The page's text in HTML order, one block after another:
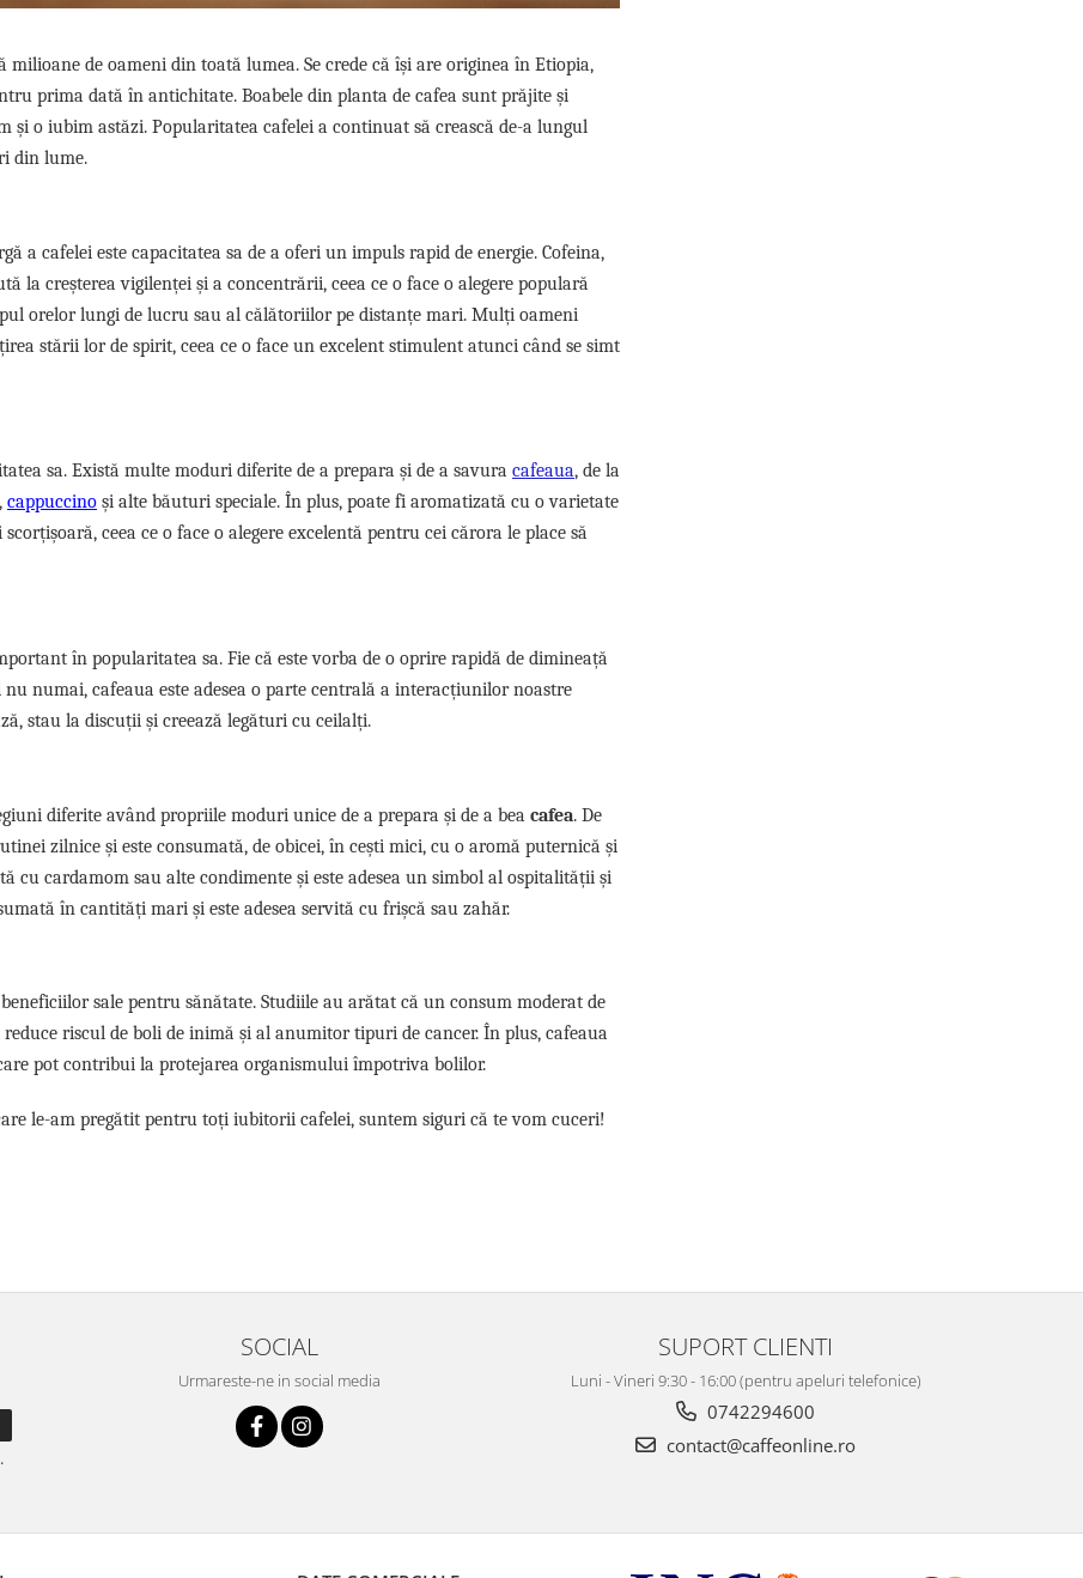
de oameni din toată lumea. Se crede că își are originea în Etiopia,
prima dată în antichitate. Boabele din planta de cafea sunt prăjite și
și o iubim astăzi. Popularitatea cafelei a continuat să crească de-a lungul
din lume.
a cafelei este capacitatea sa de a oferi un impuls rapid de energie. Cofeina,
la creșterea vigilenței și a concentrării, ceea ce o face o alegere populară
orelor lungi de lucru sau al călătoriilor pe distanțe mari. Mulți oameni
stării lor de spirit, ceea ce o face un excelent stimulent atunci când se simt
sa. Există multe moduri diferite de a prepara și de a savura cafeaua, de la
cappuccino și alte băuturi speciale. În plus, poate fi aromatizată cu o varietate
ceea ce o face o alegere excelentă pentru cei cărora le place să
în popularitatea sa. Fie că este vorba de o oprire rapidă de dimineață
numai, cafeaua este adesea o parte centrală a interacțiunilor noastre
stau la discuții și creează legături cu ceilalți.
diferite având propriile moduri unice de a prepara și de a bea cafea. De
zilnice și este consumată, de obicei, în cești mici, cu o aromă puternică și
cu cardamom sau alte condimente și este adesea un simbol al ospitalității și
în cantități mari și este adesea servită cu frișcă sau zahăr.
sale pentru sănătate. Studiile au arătat că un consum moderat de
riscul de boli de inimă și al anumitor tipuri de cancer. În plus, cafeaua
pot contribui la protejarea organismului împotriva bolilor.
le-am pregătit pentru toți iubitorii cafelei, suntem siguri că te vom cuceri!
SOCIAL
Urmareste-ne in social media
SUPORT CLIENTI
Luni - Vineri 9:30 - 16:00 (pentru apeluri telefonice)
0742294600
contact@caffeonline.ro